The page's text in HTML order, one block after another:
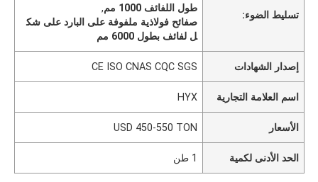
تسليط الضوء:
طول اللفائف 1000 مم
,
صفائح فولاذية ملفوفة على البارد على شك
ل لفائف بطول 6000 مم
إصدار الشهادات CE ISO CNAS CQC SGS
اسم العلامة التجارية HYX
الأسعار USD 450-550 TON
الحد الأدنى لكمية 1 طن